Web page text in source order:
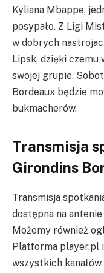
Kyliana Mbappe,
posypało. Z Ligi
w dobrych
Lipsk, dzięki czemu
swojej grupie.
Bordeaux będzie
bukmacherów.
Transmisja
Girondins
Transmisja
dostępna na
Możemy również
Platforma player.pl
wszystkich